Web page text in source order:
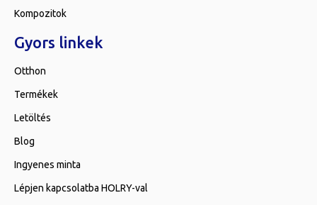
Kompozitok
Gyors linkek
Otthon
Termékek
Letöltés
Blog
Ingyenes minta
Lépjen kapcsolatba HOLRY-val